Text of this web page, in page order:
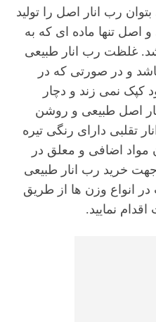
بتوان رب انار اصل را تولید
اصل تنها ماده ای که به
غلظت رب انار طبیعی
و در صورتی که در
کپک نمی زند و دچار
اصل طبیعی و روشن
تقلبی دارای رنگی تیره
اضافی و معلق در
خرید رب انار طبیعی
انواع وزن ها از طریق
نمایید.